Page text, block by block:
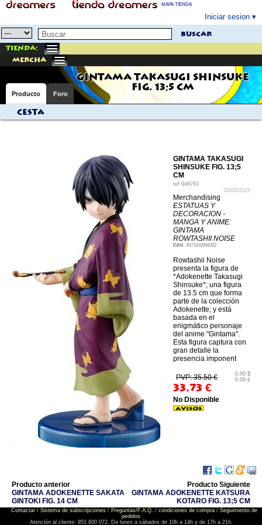
MAPA TIENDA
Iniciar sesion
buscar
Tienda:
mercha
GINTAMA TAKASUGI SHINSUKE
FIG. 13;5 CM
Producto Foro
Cesta
GINTAMA TAKASUGI
SHINSUKE FIG. 13;5
CM
ref 946763
20/05/2025
Merchandising
ESTATUAS Y
DECORACION -
MANGA Y ANIME:
GINTAMA
ROWTASHII NOISE
EAN: 4573102668332
Rowtashii Noise
presenta la figura de
*Adokenette Takasugi
Shinsuke*; una figura
de 13.5 cm que forma
parte de la colección
Adokenette; y está
basada en el
enigmático personaje
del anime "Gintama".
Esta figura captura con
gran detalle la
presencia imponent
PVP: 35.50 €
33.73 €
0.00 $
0.00 £
No Disponible
Producto anterior
GINTAMA ADOKENETTE SAKATA
GINTOKI FIG. 14 CM
Producto Siguiente
GINTAMA ADOKENETTE KATSURA
KOTARO FIG. 13;5 CM
Contactar/ Sistema de subscripciones/ Preguntas/F.A.Q. / condiciones de compra/ Seguimiento de
pedidos
Atención al cliente: 951 600 072. De lunes a sábados de 10h a 14h y de 17h a 21h.